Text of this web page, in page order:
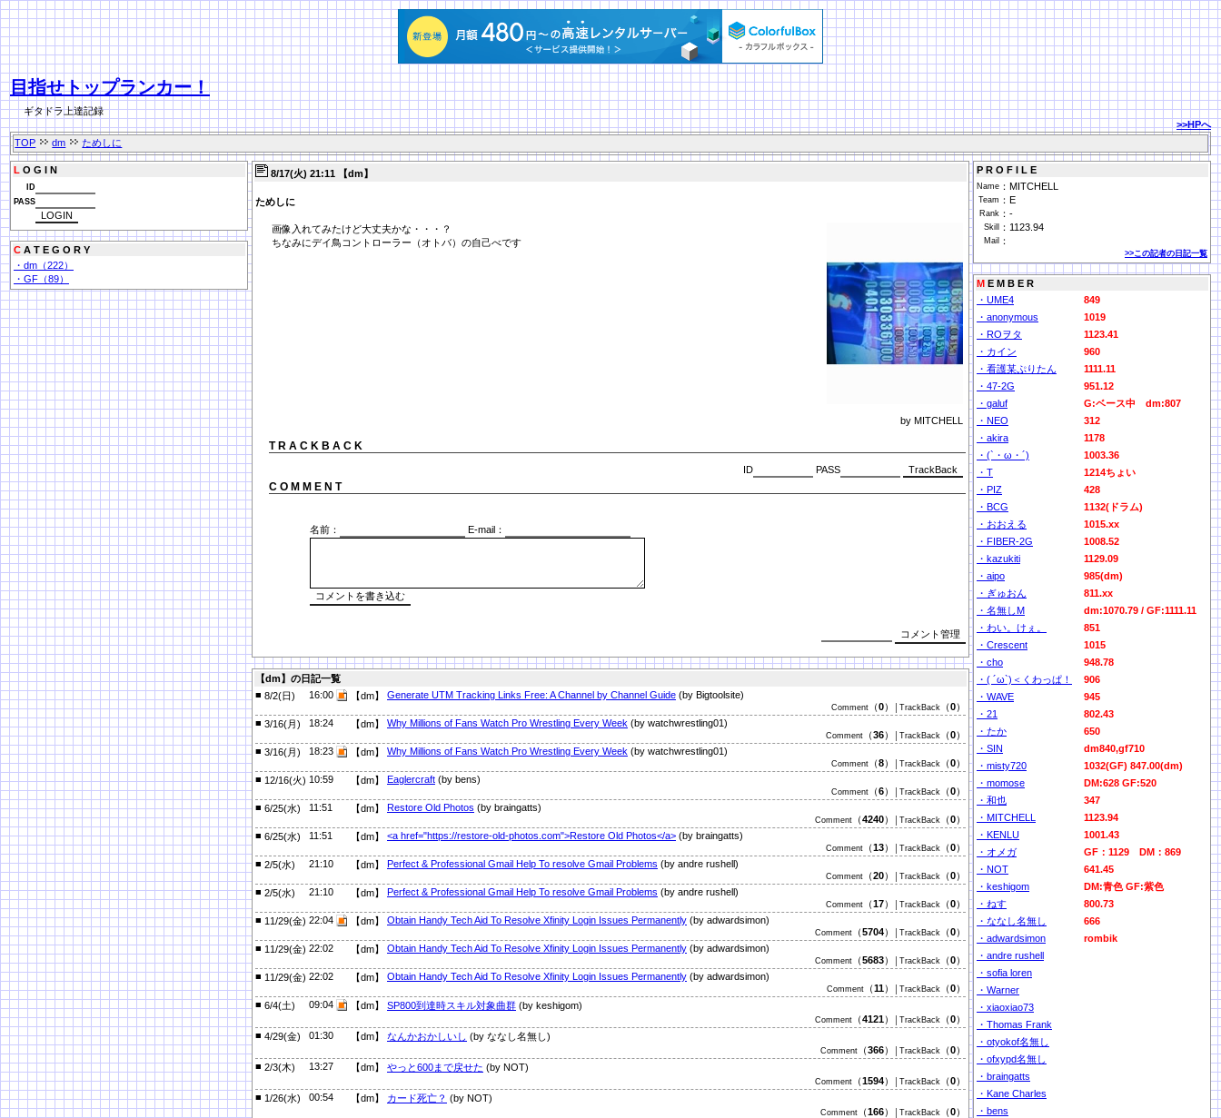
目指せトップランカー！
ギタドラ上達記録
>>HPへ
TOP
dm ためしに
L O G I N
ID
PASS
C A T E G O R Y
・dm（222）
・GF（89）
8/17(火) 21:11 【dm】
ためしに
画像入れてみたけど大丈夫かな・・・？
ちなみにデイ鳥コントローラー（オトバ）の自己べです
by MITCHELL
T R A C K B A C K
ID PASS
C O M M E N T
名前： E-mail：
【dm】の日記一覧
■ 8/2(日) 16:00 【dm】 Generate UTM Tracking Links Free: A Channel by Channel Guide (by Bigtoolsite)
Comment （0） │TrackBack （0）
■ 3/16(月) 18:24 【dm】 Why Millions of Fans Watch Pro Wrestling Every Week (by watchwrestling01)
Comment （36） │TrackBack （0）
■ 3/16(月) 18:23 【dm】 Why Millions of Fans Watch Pro Wrestling Every Week (by watchwrestling01)
Comment （8） │TrackBack （0）
■ 12/16(火) 10:59 【dm】 Eaglercraft (by bens)
Comment （6） │TrackBack （0）
■ 6/25(水) 11:51 【dm】 Restore Old Photos (by braingatts)
Comment （4240） │TrackBack （0）
■ 6/25(水) 11:51 【dm】 <a href="https://restore-old-photos.com">Restore Old Photos</a> (by braingatts)
Comment （13） │TrackBack （0）
■ 2/5(水) 21:10 【dm】 Perfect & Professional Gmail Help To resolve Gmail Problems (by andre rushell)
Comment （20） │TrackBack （0）
■ 2/5(水) 21:10 【dm】 Perfect & Professional Gmail Help To resolve Gmail Problems (by andre rushell)
Comment （17） │TrackBack （0）
■ 11/29(金) 22:04 【dm】 Obtain Handy Tech Aid To Resolve Xfinity Login Issues Permanently (by adwardsimon)
Comment （5704） │TrackBack （0）
■ 11/29(金) 22:02 【dm】 Obtain Handy Tech Aid To Resolve Xfinity Login Issues Permanently (by adwardsimon)
Comment （5683） │TrackBack （0）
■ 11/29(金) 22:02 【dm】 Obtain Handy Tech Aid To Resolve Xfinity Login Issues Permanently (by adwardsimon)
Comment （11） │TrackBack （0）
■ 6/4(土) 09:04 【dm】 SP800到達時スキル対象曲群 (by keshigom)
Comment （4121） │TrackBack （0）
■ 4/29(金) 01:30 【dm】 なんかおかしいし (by ななし名無し)
Comment （366） │TrackBack （0）
■ 2/3(木) 13:27 【dm】 やっと600まで戻せた (by NOT)
Comment （1594） │TrackBack （0）
■ 1/26(水) 00:54 【dm】 カード死亡？ (by NOT)
Comment （166） │TrackBack （0）
P R O F I L E
Name ： MITCHELL
Team ： E
Rank ： -
Skill ： 1123.94
Mail ：
>>この記者の日記一覧
M E M B E R
・UME4
849
・anonymous
1019
・ROヲタ
1123.41
・カイン
960
・看護某ぷりたん
1111.11
・47-2G
951.12
・galuf
G:ベース中 dm:807
・NEO
312
・akira
1178
・(`・ω・´)
1003.36
・T
1214ちょい
・PIZ
428
・BCG
1132(ドラム)
・おおえる
1015.xx
・FIBER-2G
1008.52
・kazukiti
1129.09
・aipo
985(dm)
・ぎゅおん
811.xx
・名無しM
dm:1070.79 / GF:1111.11
・わい。けぇ。
851
・Crescent
1015
・cho
948.78
・( ´ω`)＜くわっぱ！
906
・WAVE
945
・21
802.43
・たか
650
・SIN
dm840,gf710
・misty720
1032(GF) 847.00(dm)
・momose
DM:628 GF:520
・和也
347
・MITCHELL
1123.94
・KENLU
1001.43
・オメガ
GF：1129 DM：869
・NOT
641.45
・keshigom
DM:青色 GF:紫色
・ねす
800.73
・ななし名無し
666
・adwardsimon
rombik
・andre rushell
・sofia loren
・Warner
・xiaoxiao73
・Thomas Frank
・otyokof名無し
・ofxypd名無し
・braingatts
・Kane Charles
・bens